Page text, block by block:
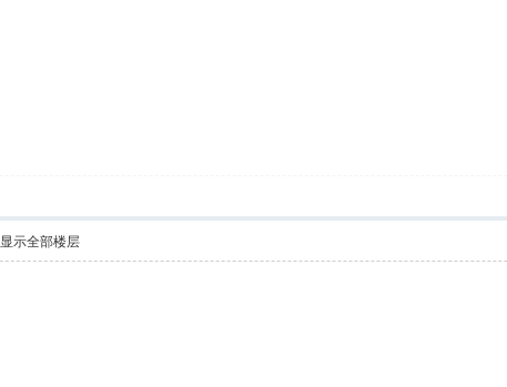
显示全部楼层